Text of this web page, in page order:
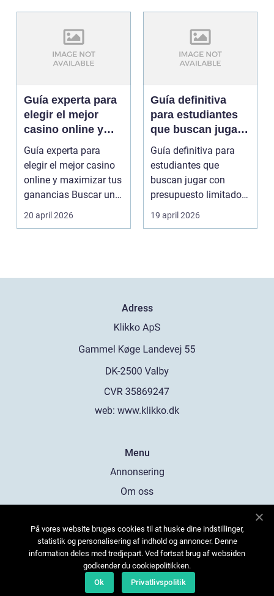
Guía experta para
elegir el mejor
casino online y
maximizar tus
ganancias
Guía experta para
elegir el mejor casino
online y maximizar tus
ganancias Buscar un
sitio de jueg...
20 april 2026
Guía definitiva
para estudiantes
que buscan jugar
con presupuesto
limitado en Casino
Online
Guía definitiva para
estudiantes que
buscan jugar con
presupuesto limitado
en Casino Online Los
19 april 2026
Adress
web: www.klikko.dk
Menu
Annonsering
Om oss
Kontakta oss
Sitemap
På vores website bruges cookies til at huske dine indstillinger,
statistik og personalisering af indhold og annoncer. Denne
information deles med tredjepart. Ved fortsat brug af websiden
godkender du cookiepolitikken.
Ok
Privatlivspolitik